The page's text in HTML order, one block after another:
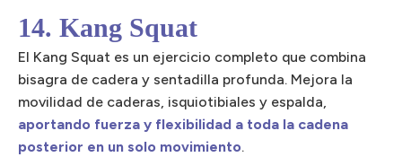
14. Kang Squat
El Kang Squat es un ejercicio completo que combina
bisagra de cadera y sentadilla profunda. Mejora la
movilidad de caderas, isquiotibiales y espalda,
aportando fuerza y flexibilidad a toda la cadena
posterior en un solo movimiento.